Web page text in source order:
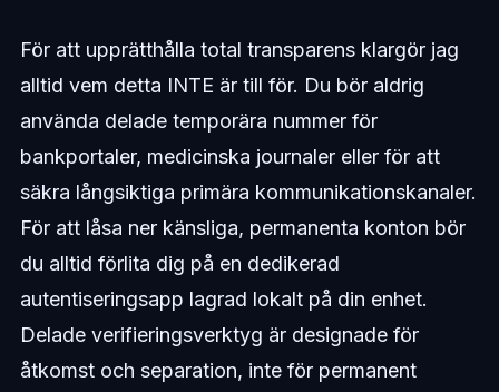
För att upprätthålla total transparens klargör jag
alltid vem detta INTE är till för. Du bör aldrig
använda delade temporära nummer för
bankportaler, medicinska journaler eller för att
säkra långsiktiga primära kommunikationskanaler.
För att låsa ner känsliga, permanenta konton bör
du alltid förlita dig på en dedikerad
autentiseringsapp lagrad lokalt på din enhet.
Delade verifieringsverktyg är designade för
åtkomst och separation, inte för permanent